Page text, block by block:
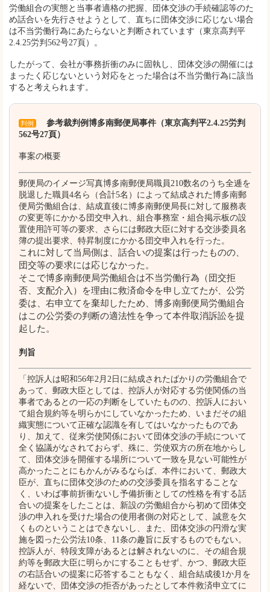
労働組合の実態と当事者適格の把握、団体交渉の手続確認等のた
め話合いを先行させようとして、直ちに団体交渉に応じない場合
は不当労働行為にあたらないと判断されています（東京高判平
2.4.25労判562号27頁）。
したがって、会社が事務折衝のみに固執し、団体交渉の開催には
まったく応じないという対応をとった場合は不当労働行為に該当
すると考えられます。
判例
参考裁判例博多南郵便局事件（東京高判平2.4.25労判
562号27頁）
事案の概要
郵便局のイメージ写真博多南郵便局職員210数名のうち全逓を
脱退した職員4名ら（合計5名）によって結成された博多南郵
便局労働組合は、結成直後に博多南郵便局長に対して服務表
の変更等にかかる団交申入れ、組合事務室・組合掲示板の設
置使用許可等の要求、さらには郵政大臣に対する交渉委員名
簿の提出要求、特昇制度にかかる団交申入れを行った。
これに対して当局側は、話合いの提案は行ったものの、
団交等の要求には応じなかった。
そこで博多南郵便局労働組合は不当労働行為（団交拒
否、支配介入）を理由に救済命令を申し立てたが、公労
委は、右申立てを棄却したため、博多南郵便局労働組合
はこの公労委の判断の適法性を争って本件取消訴訟を提
起した。
判旨
「控訴人は昭和56年2月2日に結成されたばかりの労働組合で
あって、郵政大臣としては、控訴人が対応する労使関係の当
事者であるとの一応の判断をしていたものの、控訴人におい
て組合規約等を明らかにしていなかったため、いまだその組
織実態について正確な認識を有してはいなかったものであ
り、加えて、従来労使関係において団体交渉の手続について
全く協議がなされておらず、殊に、労使双方の所在地からし
て、団体交渉を開催する場所について一致を見ない可能性が
高かったことにもかんがみるならば、本件において、郵政大
臣が、直ちに団体交渉のための交渉委員を指名することな
く、いわば事前折衝ないし予備折衝としての性格を有する話
合いの提案をしたことは、新設の労働組合から初めて団体交
渉の申入れを受けた場合の使用者側の対応として、誠意を欠
くものということはできないし、また、団体交渉の円滑な実
施を図った公労法10条、11条の趣旨に反するものでもない。
控訴人が、特段支障があるとは解されないのに、その組合規
約等を郵政大臣に明らかにすることもせず、かつ、郵政大臣
の右話合いの提案に応答することもなく、組合結成後1か月を
経ないで、団体交渉の拒否があったとして本件救済申立てに